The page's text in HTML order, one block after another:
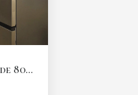
Maison de village T4 de 80,6 m2 avec garage et terrasse...